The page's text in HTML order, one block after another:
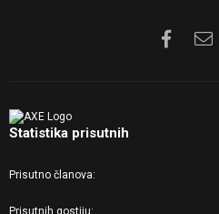
Statistika prisutnih
Prisutno članova
Prisutnih gostiju